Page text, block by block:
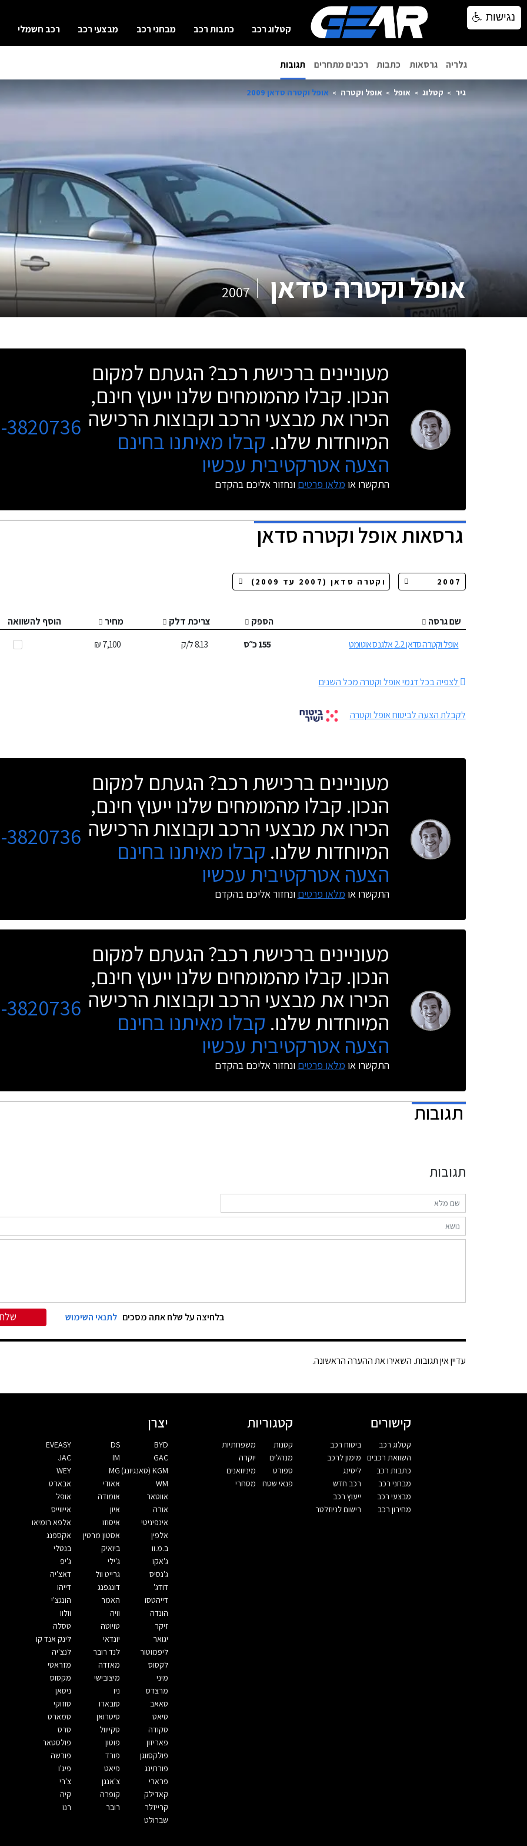
קטלוג רכב כתבות רכב מבחני רכב מבצעי רכב רכב חשמלי
גלריה גרסאות כתבות רכבים מתחרים תגובות
גיר קטלוג אופל אופל וקטרה אופל וקטרה סדאן 2009
אופל וקטרה סדאן 2007
מעוניינים ברכישת רכב? הגעתם למקום
הנכון. קבלו מהמומחים שלנו ייעוץ חינם,
הכירו את מבצעי הרכב וקבוצות הרכישה
המיוחדות שלנו. קבלו מאיתנו בחינם
הצעה אטרקטיבית עכשיו
התקשרו או מלאו פרטים ונחזור אליכם בהקדם
3820736
גרסאותאופל וקטרה סדאן
שם גרסה הספק צריכת דלק מחיר
הוסף להשוואה
אופל וקטרה סדאן 2.2 אלגנס אוטומט
155כ״ס 8.13ל/ק 7,100 ₪
לצפיה בכל דגמי אופל וקטרה מכל השנים
לקבלת הצעה לביטוח אופל וקטרה
מעוניינים ברכישת רכב? הגעתם למקום
הנכון. קבלו מהמומחים שלנו ייעוץ חינם,
הכירו את מבצעי הרכב וקבוצות הרכישה
המיוחדות שלנו. קבלו מאיתנו בחינם
הצעה אטרקטיבית עכשיו
התקשרו או מלאו פרטים ונחזור אליכם בהקדם
3820736
מעוניינים ברכישת רכב? הגעתם למקום
הנכון. קבלו מהמומחים שלנו ייעוץ חינם,
הכירו את מבצעי הרכב וקבוצות הרכישה
המיוחדות שלנו. קבלו מאיתנו בחינם
הצעה אטרקטיבית עכשיו
התקשרו או מלאו פרטים ונחזור אליכם בהקדם
3820736
תגובות
תגובות
בלחיצה על שלח אתה מסכים לתנאי השימוש
עדיין אין תגובות. השאירו את ההערה הראשונה.
קישורים
קטלוג רכב
השוואת רכבים
כתבות רכב
מבחני רכב
מבצעי רכב
מחירון רכב
ביטוח רכב
מימון לרכב
ליסינג
רכב חדש
ייעוץ רכב
רישום לניוזלטר
קטגוריות
קטנות
מנהלים
ספורט
פנאי שטח
משפחתיות
יוקרה
מיניוואנים
מסחרי
יצרן
BYD
DS
EVEASY
GAC
IM
JAC
KGM (סאנגיונג)
MG
WEY
WM
אאודי
אבארט
אווטאר
אומודה
אופל
אורה
איון
אייווייס
אינפיניטי
איסוזו
אלפא רומיאו
אלפין
אסטון מרטין
אקספנג
ב.מ.וו
ביואיק
בנטלי
ג'אקו
ג'ילי
ג'יפ
ג'נסיס
גרייט וול
דאצ'יה
דודג'
דונגפנג
דייהו
דייהטסו
האמר
הונגצ'י
הונדה
וויה
וולוו
זיקר
טויוטה
טסלה
יגואר
יונדאי
לינק אנד קו
ליפמוטור
לנד רובר
לנצ'יה
לקסוס
מאזדה
מזראטי
מיני
מיצובישי
מקסוס
מרצדס
ניו
ניסאן
סאאב
סובארו
סוזוקי
סיאט
סיטרואן
סמארט
סקודה
סקייוול
סרס
פאריזון
פוטון
פולסטאר
פולקסווגן
פורד
פורשה
פורתינג
פיאט
פיג'ו
פרארי
צ'אנגן
צ'רי
קאדילק
קופרה
קיה
קרייזלר
רובר
רנו
שברולט
נגישות
נגישות